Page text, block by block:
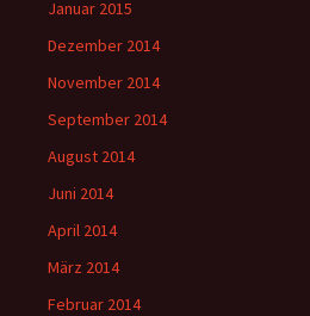
Januar 2015
Dezember 2014
November 2014
September 2014
August 2014
Juni 2014
April 2014
März 2014
Februar 2014